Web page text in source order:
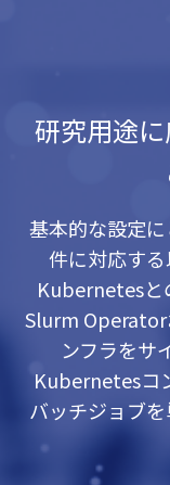
研究用途
基本的な設定
件に対応する
Kubernetesと
Slurm Operator
ンフラをサ
Kubernetesコ
バッチジョブ